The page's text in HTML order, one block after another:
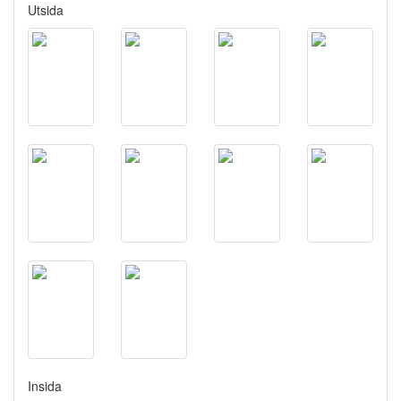
Utsida
Insida